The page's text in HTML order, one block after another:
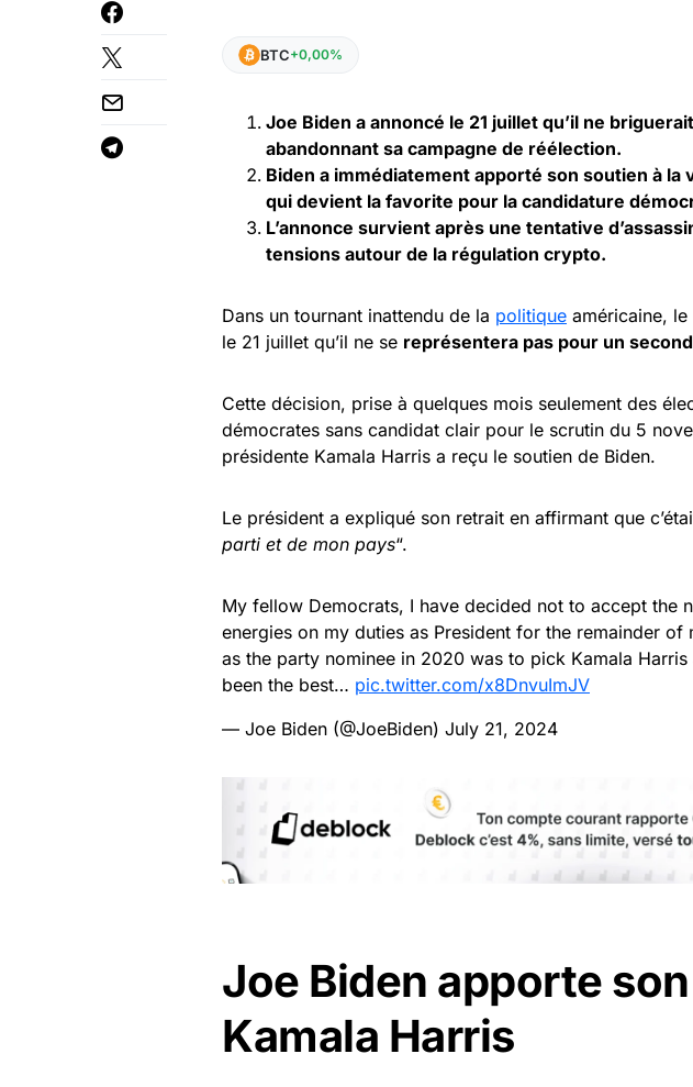
BTC+0,00%
Joe Biden a annoncé le 21 juillet qu’il ne
abandonnant sa campagne de réélection.
Biden a immédiatement apporté son soutien à la
qui devient la favorite pour la candidature
L’annonce survient après une tentative
tensions autour de la régulation crypto.
Dans un tournant inattendu de la politique américaine,
le 21 juillet qu’il ne se représentera pas pour un
Cette décision, prise à quelques mois seulement des
démocrates sans candidat clair pour le scrutin du 5
présidente Kamala Harris a reçu le soutien de Biden.
Le président a expliqué son retrait en affirmant que
parti et de mon pays“.
My fellow Democrats, I have decided not to accept the
energies on my duties as President for the remainder
as the party nominee in 2020 was to pick Kamala Harris
been the best… pic.twitter.com/x8DnvuImJV
— Joe Biden (@JoeBiden) July 21, 2024
Joe Biden apporte
Kamala Harris